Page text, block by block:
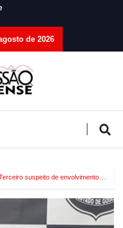
de 2026
suspeito de envolvimento…